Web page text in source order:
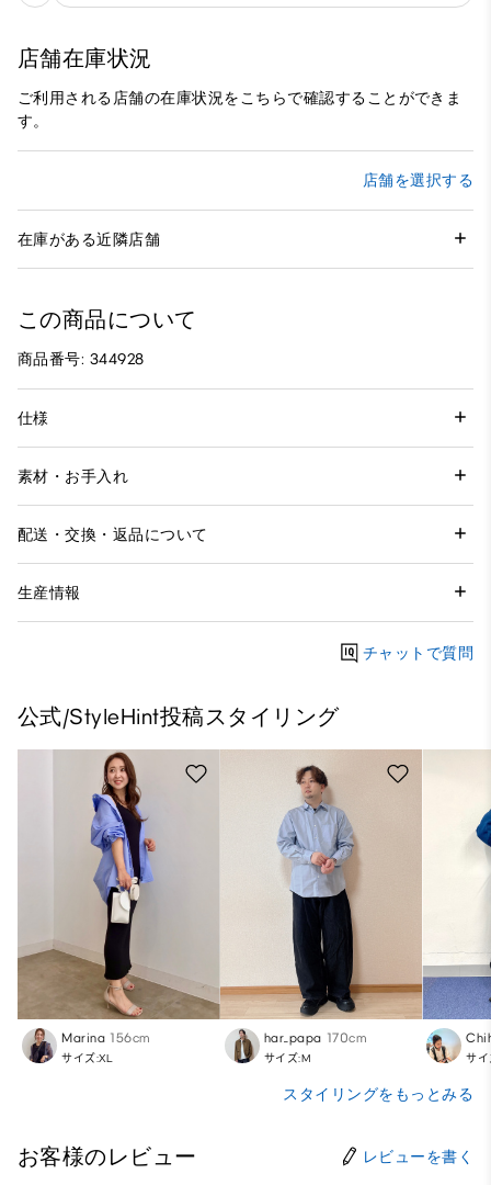
店舗在庫状況
ご利用される店舗の在庫状況をこちらで確認することができま
す。
店舗を選択する
在庫がある近隣店舗
この商品について
商品番号: 344928
仕様
素材・お手入れ
配送・交換・返品について
生産情報
チャットで質問
公式/StyleHint投稿スタイリング
Marina 156cm
サイズ:XL
har_papa 170cm
サイズ:M サイ
スタイリングをもっとみる
お客様のレビュー レビューを書く